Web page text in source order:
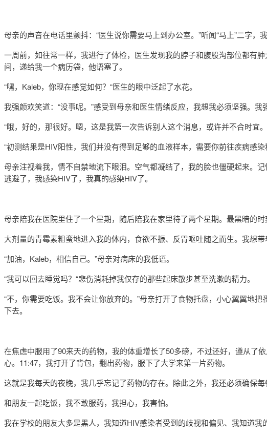
母亲的声音在电话里颤抖：“医生说你需要马上到办公室。”听闻“马上”二字，
一周前，如往常一样，我进行了体检，医生发现我的脖子和腹股沟部位都有
间，递给我一个病历袋，他语塞了。
“嘿，Kaleb，你现在感觉如何？“医生的眼中泛起了水花。
我强颜欢笑道：“没事呢。”感受到母亲和医生情绪反应，我想我必须坚强。我
“哦，好的，那很好。嗯，这是我第一次告诉别人这个消息，或许并不合时宜
“初测结果是HIV阳性，我们并没有得到足够的血液样本，需要你前往疾病感
母亲注视着我，情不自禁地流下眼泪。空气都凝结了，我的脸也僵硬起来。
逃避了，我感染HIV了，我真的感染HIV了。
母亲陪我在医院里住了一个星期，随后陪我在家里待了两个星期。最黑暗的
大剂量的青霉素粗蛮地进入我的体内，食欲不振、反胃呕吐随之而生。我想
“加油，Kaleb，相信自己。”母亲对病床的我低语。
“我可以回去睡觉吗？“悲伤消耗掉我仅存的那些起床散步甚至洗漱的精力。
“不，你需要吃饭。我不会让你放弃的。”母亲打开了食物托盘，小心翼翼地
下去。
在焦虑中服用了90来天的药物，我的体重增长了50多磅，不过还好，遵从了
心。11:47，我打开了背包，翻出药物，服下了大学来第一片药物。
这就是我每天的夜晚，我几乎忘记了药物的存在。除此之外，我还必须确保
和朋友一起吃饭，我不敢服药，我担心，我害怕。
我在学校的朋友大多是黑人，我知道HIV感染者受到的歧视和偏见、我知道